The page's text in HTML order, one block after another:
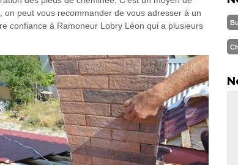
peut vous recommander de vous adresser à un
confiance à Ramoneur Lobry Léon qui a plusieurs